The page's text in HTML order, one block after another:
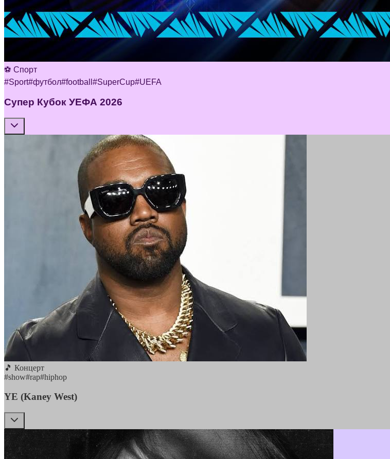
⚽ Спорт
#Sport#футбол#football #SuperCup#UEFA
Супер Кубок УЕФА 2026
🎵 Концерт
#show#rap#hiphop
YE (Kaney West)